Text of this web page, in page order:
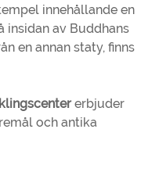
innehållande en
insidan av Buddhans
en annan staty, finns
erbjuder
och antika